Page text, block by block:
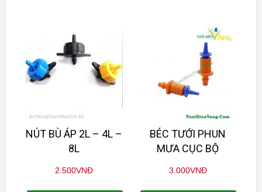
NÚT BÙ ÁP 2L – 4L –
8L
2.500VNĐ
BÉC TƯỚI PHUN
MƯA CỤC BỘ
3.000VNĐ